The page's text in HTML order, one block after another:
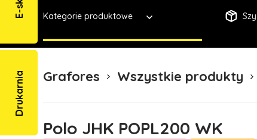
Kategorie produktowe
Grafores Wszystkie produkty
Polo JHK POPL200 WK
Drukarnia